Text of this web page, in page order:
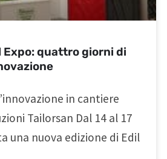
Expo: quattro giorni di
in cantiere
Tailorsan Dal 14 al 17
una nuova edizione di Edil